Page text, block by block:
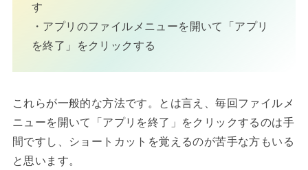
す
・アプリのファイルメニューを開いて「アプリ
を終了」をクリックする
これらが一般的な方法です。とは言え、毎回ファイルメ
ニューを開いて「アプリを終了」をクリックするのは手
間ですし、ショートカットを覚えるのが苦手な方もいる
と思います。